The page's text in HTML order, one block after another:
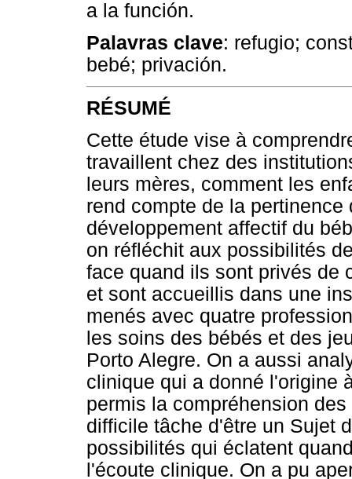
a la función.
Palavras clave: refugio;
bebé; privación.
RÉSUMÉ
Cette étude vise à
travaillent chez des
leurs mères, comment les
rend compte de la
développement affectif du
on réfléchit aux possibilités
face quand ils sont privés de
et sont accueillis dans une
menés avec quatre
les soins des bébés et des
Porto Alegre. On a aussi
clinique qui a donné l'origine
permis la compréhension
difficile tâche d'être un Sujet
possibilités qui éclatent
l'écoute clinique. On a pu